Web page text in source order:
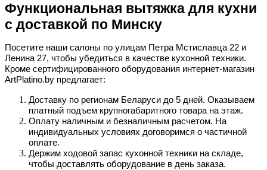
Функциональная вытяжка для кухни
с доставкой по Минску
Посетите наши салоны по улицам Петра Мстиславца 22 и
Ленина 27, чтобы убедиться в качестве кухонной техники.
Кроме сертифицированного оборудования интернет-магазин
ArtPlatino.by предлагает:
Доставку по регионам Беларуси до 5 дней. Оказываем
платный подъем крупногабаритного товара на этаж.
Оплату наличным и безналичным расчетом. На
индивидуальных условиях договоримся о частичной
оплате.
Держим ходовой запас кухонной техники на складе,
чтобы доставлять оборудование в день заказа.